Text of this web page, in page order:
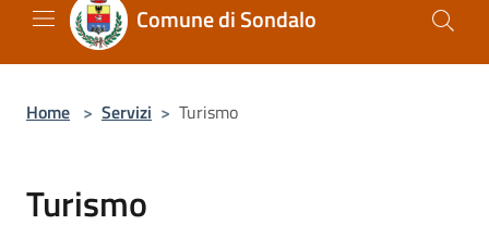
Comune di Sondalo
Home > Servizi > Turismo
Turismo